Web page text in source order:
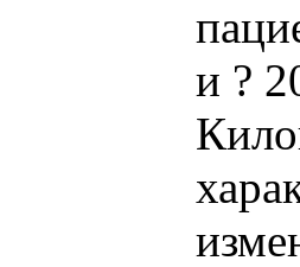
и ?